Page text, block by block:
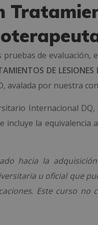
de
DE
avalada por nuestra
Internacional
incluye la
hacia la
u oficial que
. Este curso no